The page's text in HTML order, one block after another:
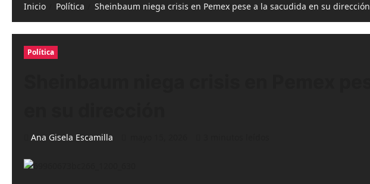
Inicio Política Sheinbaum niega crisis en Pemex pese a la sacudida en su dirección
Política
Ana Gisela Escamilla